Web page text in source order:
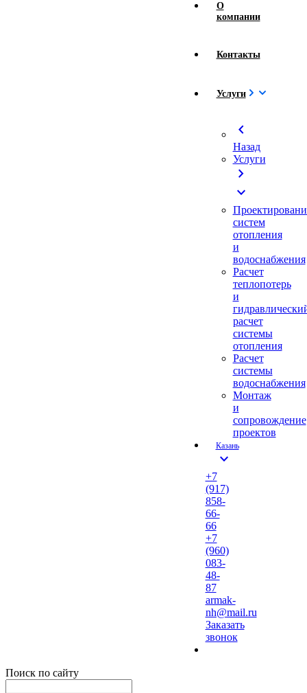
О
компании
Контакты
Услуги
chevron_left
Назад
Услуги
chevron_right
expand_more
систем
отопления
и
водоснабжения
Расчет
теплопотерь
и
расчет
системы
отопления
Расчет
системы
водоснабжения
Монтаж
и
сопровождение
проектов
Казань
expand_more
+7
(917)
858-
66-
66
+7
(960)
083-
48-
87
armak-
nh@mail.ru
Заказать
звонок
Поиск по сайту